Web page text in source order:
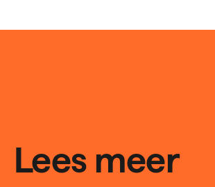
Lees meer